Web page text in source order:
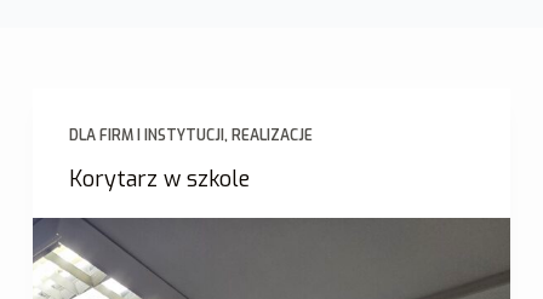
DLA FIRM I INSTYTUCJI, REALIZACJE
Korytarz w szkole